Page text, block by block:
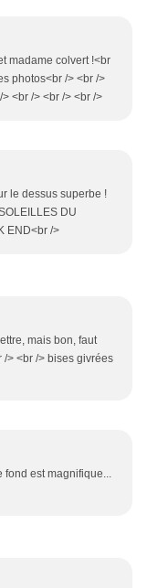
madame colvert !<br
photos<br /> <br />
<br /> <br /> <br />
le dessus superbe !
DU
END<br />
mais bon, faut
/> <br /> bises givrées
fond est magnifique...